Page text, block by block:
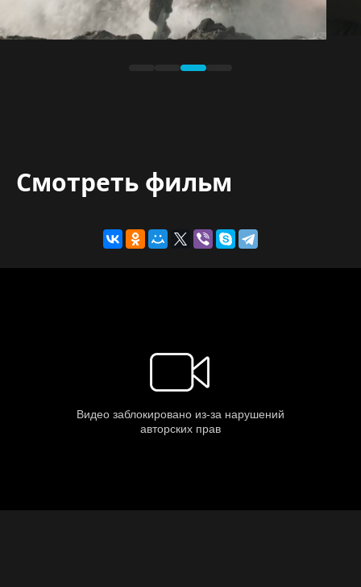
Смотреть фильм